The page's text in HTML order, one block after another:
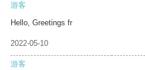
游客
Hello, Greetings fr
2022-05-10
游客